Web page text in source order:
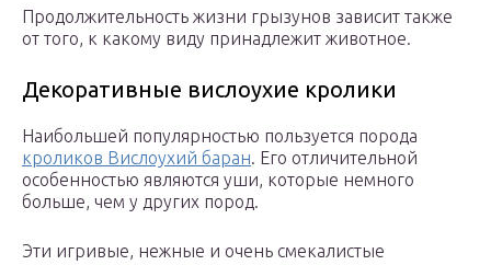
Продолжительность жизни грызунов зависит также
от того, к какому виду принадлежит животное.
Декоративные вислоухие кролики
Наибольшей популярностью пользуется порода
кроликов Вислоухий баран. Его отличительной
особенностью являются уши, которые немного
больше, чем у других пород.
Эти игривые, нежные и очень смекалистые